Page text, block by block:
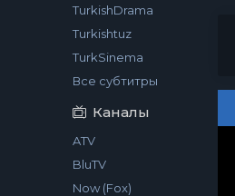
TurkishDrama
Turkishtuz
TurkSinema
Все субтитры
Каналы
ATV
BluTV
Now (Fox)